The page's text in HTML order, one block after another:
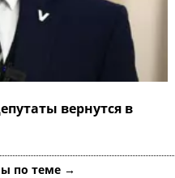
вернутся в
по теме →